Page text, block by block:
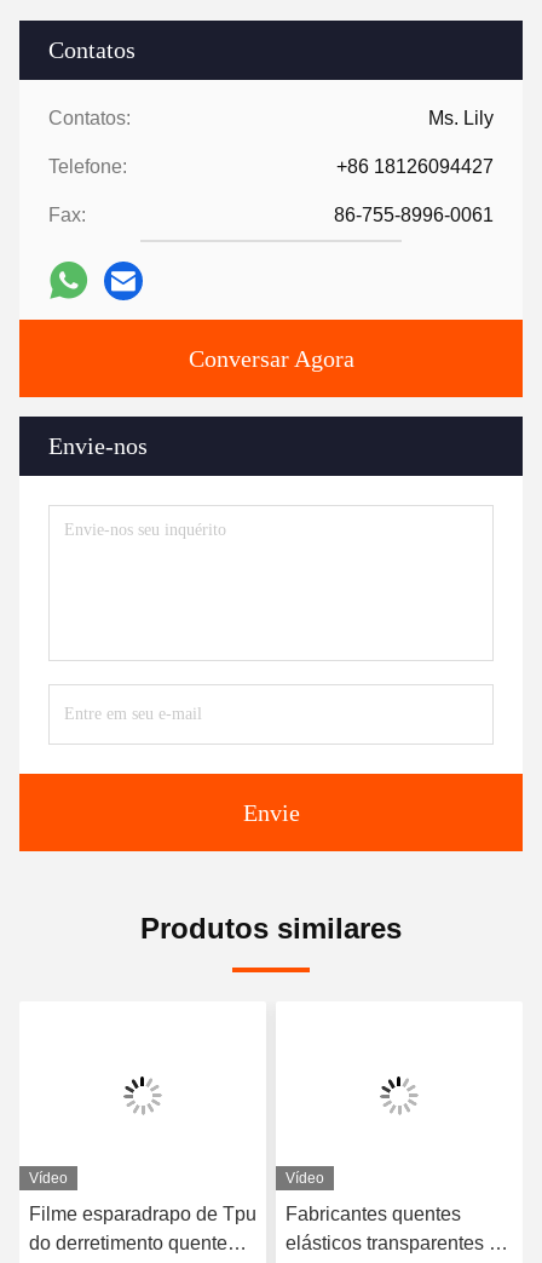
Contatos
Contatos: Ms. Lily
Telefone: +86 18126094427
Fax: 86-755-8996-0061
Conversar Agora
Envie-nos
Envie
Produtos similares
Vídeo
Filme esparadrapo de Tpu
do derretimento quente
Vídeo
Fabricantes quentes
elásticos transparentes do